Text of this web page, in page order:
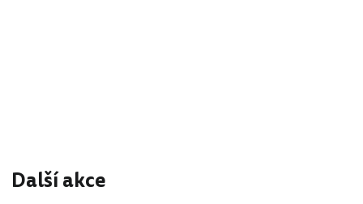
Další akce